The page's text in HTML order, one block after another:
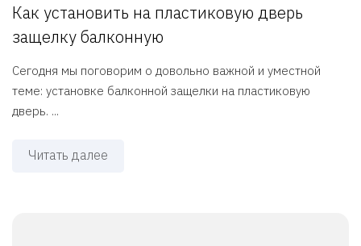
Как установить на пластиковую дверь
защелку балконную
Сегодня мы поговорим о довольно важной и уместной
теме: установке балконной защелки на пластиковую
дверь. ...
Читать далее